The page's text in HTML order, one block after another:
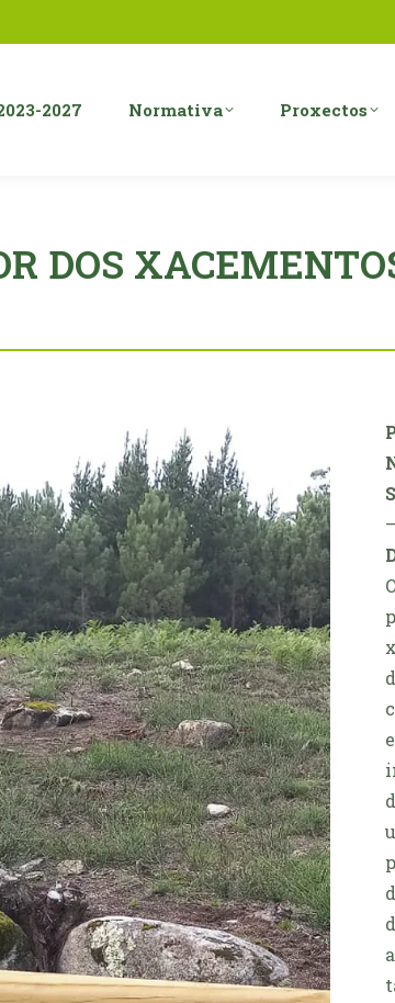
2027 Normativa Proxectos
DOS